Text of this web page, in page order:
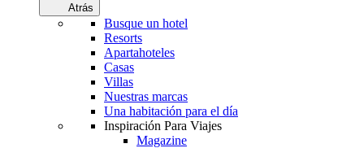
Atrás
Busque un hotel
Resorts
Apartahoteles
Casas
Villas
Nuestras marcas
Una habitación para el día
Inspiración Para Viajes
Magazine